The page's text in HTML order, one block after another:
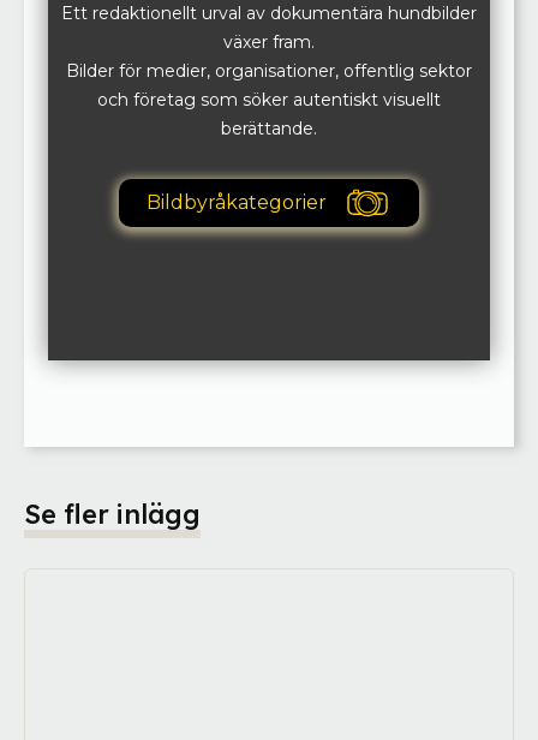
Ett redaktionellt urval av dokumentära hundbilder
växer fram.
Bilder för medier, organisationer, offentlig sektor
och företag som söker autentiskt visuellt
berättande.
Bildbyråkategorier
Se fler inlägg